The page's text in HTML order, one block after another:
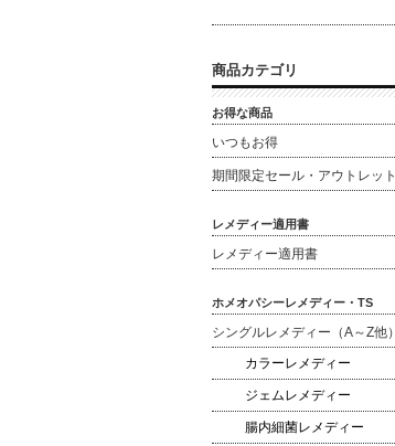
商品カテゴリ
お得な商品
いつもお得
期間限定セール・アウトレット
レメディー適用書
レメディー適用書
ホメオパシーレメディー・TS
シングルレメディー（A～Z他）
カラーレメディー
ジェムレメディー
腸内細菌レメディー